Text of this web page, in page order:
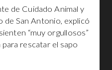
de Cuidado Animal y
San Antonio, explicó
“muy orgullosos”
rescatar el sapo